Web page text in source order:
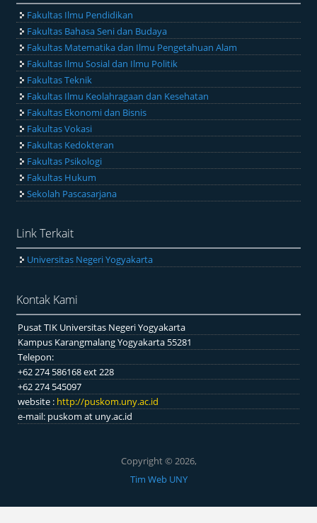
Fakultas Ilmu Pendidikan
Fakultas Bahasa Seni dan Budaya
Fakultas Matematika dan Ilmu Pengetahuan Alam
Fakultas Ilmu Sosial dan Ilmu Politik
Fakultas Teknik
Fakultas Ilmu Keolahragaan dan Kesehatan
Fakultas Ekonomi dan Bisnis
Fakultas Vokasi
Fakultas Kedokteran
Fakultas Psikologi
Fakultas Hukum
Sekolah Pascasarjana
Link Terkait
Universitas Negeri Yogyakarta
Kontak Kami
Pusat TIK Universitas Negeri Yogyakarta
Kampus Karangmalang Yogyakarta 55281
Telepon:
+62 274 586168 ext 228
+62 274 545097
website : http://puskom.uny.ac.id
e-mail: puskom at uny.ac.id
Copyright © 2026,
Tim Web UNY